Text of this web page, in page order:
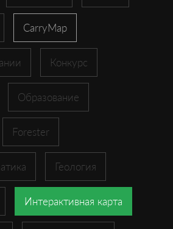
CarryMap
Конкурс
Образование
Forester
Геология
Интерактивная карта